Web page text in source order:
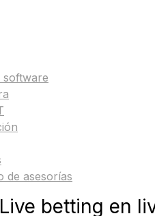
software
de asesorías
Live betting en